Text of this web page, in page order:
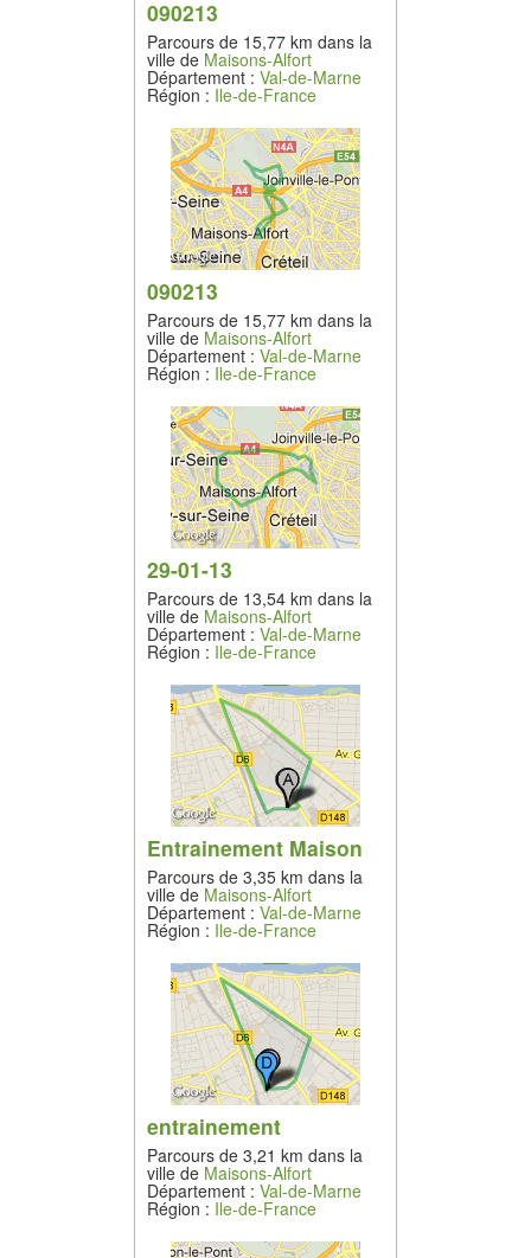
090213
Parcours de 15,77 km dans la
ville de Maisons-Alfort
Département : Val-de-Marne
Région : Ile-de-France
090213
Parcours de 15,77 km dans la
ville de Maisons-Alfort
Département : Val-de-Marne
Région : Ile-de-France
29-01-13
Parcours de 13,54 km dans la
ville de Maisons-Alfort
Département : Val-de-Marne
Région : Ile-de-France
Entrainement Maison
Parcours de 3,35 km dans la
ville de Maisons-Alfort
Département : Val-de-Marne
Région : Ile-de-France
entrainement
Parcours de 3,21 km dans la
ville de Maisons-Alfort
Département : Val-de-Marne
Région : Ile-de-France